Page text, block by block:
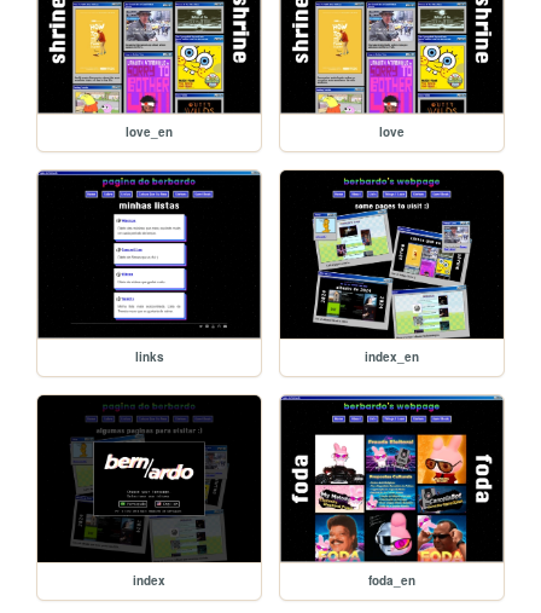
love_en love
links index_en
index foda_en